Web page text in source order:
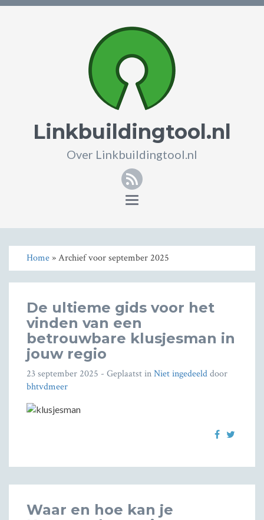
Linkbuildingtool.nl
Over Linkbuildingtool.nl
RSS
Toggle
Home» Archief voor september 2025
De ultieme gids voor het
vinden van een
betrouwbare klusjesman in
jouw regio
23 september 2025 - Geplaatst inNiet ingedeelddoor
bhtvdmeer
Waar en hoe kan je